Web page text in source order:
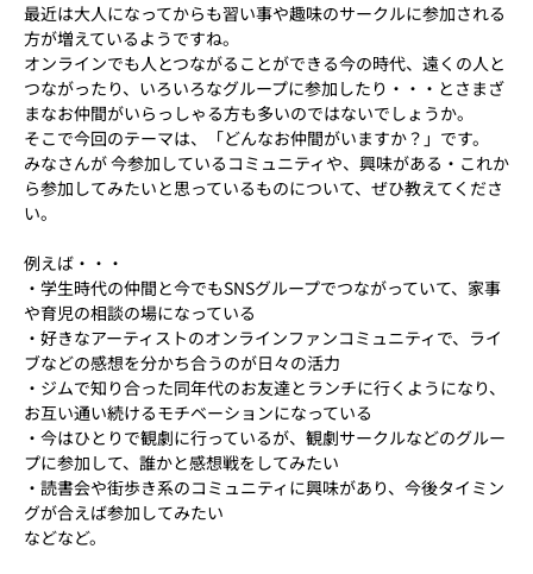
最近は大人になってからも習い事や趣味のサークルに参加される
方が増えているようですね。
オンラインでも人とつながることができる今の時代、遠くの人と
つながったり、いろいろなグループに参加したり・・・とさまざ
まなお仲間がいらっしゃる方も多いのではないでしょうか。
そこで今回のテーマは、「どんなお仲間がいますか？」です。
みなさんが 今参加しているコミュニティや、興味がある・これか
ら参加してみたいと思っているものについて、ぜひ教えてくださ
い。
例えば・・・
・学生時代の仲間と今でもSNSグループでつながっていて、家事
や育児の相談の場になっている
・好きなアーティストのオンラインファンコミュニティで、ライ
ブなどの感想を分かち合うのが日々の活力
・ジムで知り合った同年代のお友達とランチに行くようになり、
お互い通い続けるモチベーションになっている
・今はひとりで観劇に行っているが、観劇サークルなどのグルー
プに参加して、誰かと感想戦をしてみたい
・読書会や街歩き系のコミュニティに興味があり、今後タイミン
グが合えば参加してみたい
などなど。